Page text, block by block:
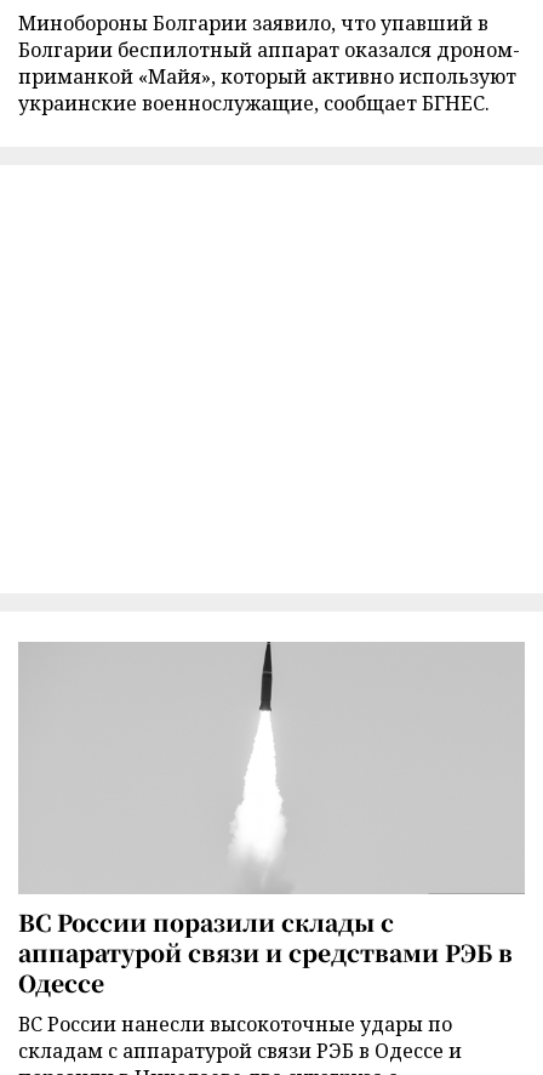
Минобороны Болгарии заявило, что упавший в
Болгарии беспилотный аппарат оказался дроном-
приманкой «Майя», который активно используют
украинские военнослужащие, сообщает БГНЕС.
ВС России поразили склады с
аппаратурой связи и средствами РЭБ в
Одессе
ВС России нанесли высокоточные удары по
складам с аппаратурой связи РЭБ в Одессе и